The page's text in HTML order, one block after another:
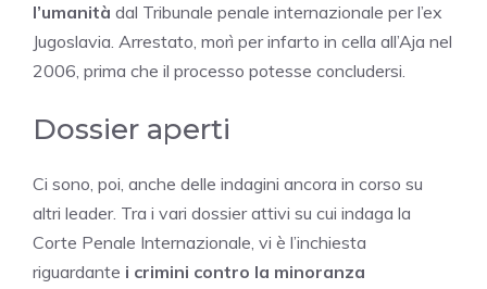
l’umanità dal Tribunale penale internazionale per l’ex
Jugoslavia. Arrestato, morì per infarto in cella all’Aja nel
2006, prima che il processo potesse concludersi.
Dossier aperti
Ci sono, poi, anche delle indagini ancora in corso su
altri leader. Tra i vari dossier attivi su cui indaga la
Corte Penale Internazionale, vi è l’inchiesta
riguardante i crimini contro la minoranza